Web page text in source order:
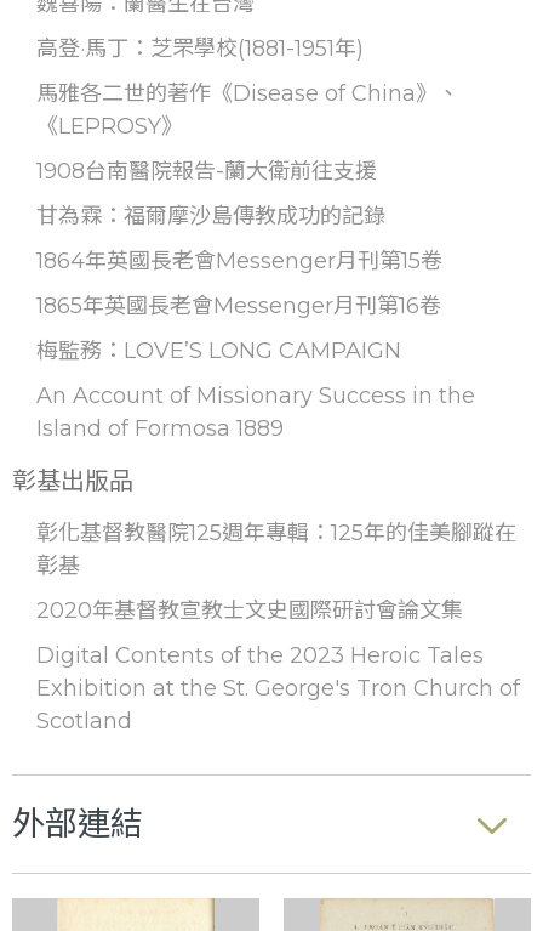
高登·馬丁：芝罘學校(1881-1951年)
馬雅各二世的著作《Disease of China》、
《LEPROSY》
1908台南醫院報告-蘭大衛前往支援
甘為霖：福爾摩沙島傳教成功的記錄
1864年英國長老會Messenger月刊第15卷
1865年英國長老會Messenger月刊第16卷
梅監務：LOVE’S LONG CAMPAIGN
An Account of Missionary Success in the
Island of Formosa 1889
彰基出版品
彰化基督教醫院125週年專輯：125年的佳美腳蹤在
彰基
2020年基督教宣教士文史國際研討會論文集
Digital Contents of the 2023 Heroic Tales
Exhibition at the St. George's Tron Church of
Scotland
外部連結